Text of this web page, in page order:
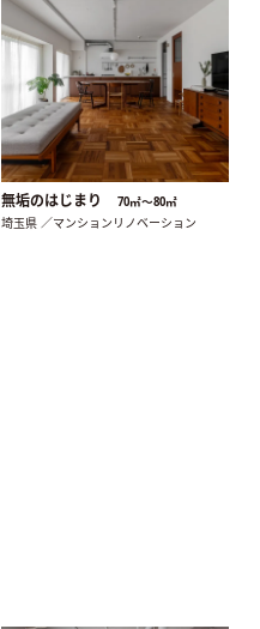
無垢のはじまり 70㎡〜80㎡
埼玉県 ／マンションリノベーション